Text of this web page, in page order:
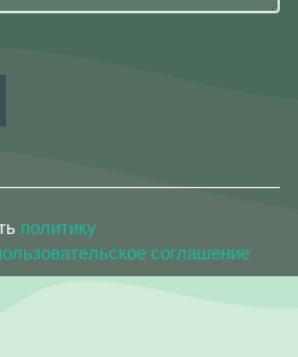
политику
соглашение